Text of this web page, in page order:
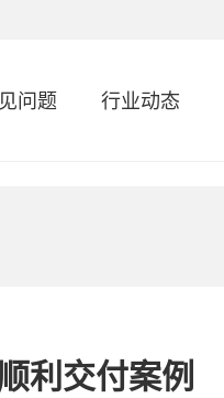
问题 行业动态
利交付案例